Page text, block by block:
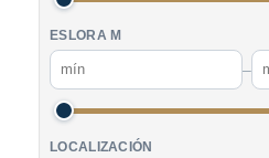
ESLORA M
–
LOCALIZACIÓN